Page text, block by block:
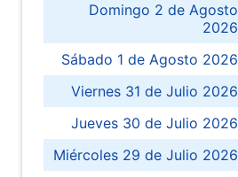
Domingo 2 de Agosto
2026
Sábado 1 de Agosto 2026
Viernes 31 de Julio 2026
Jueves 30 de Julio 2026
Miércoles 29 de Julio 2026